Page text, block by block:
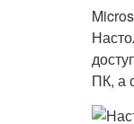
ПК, а